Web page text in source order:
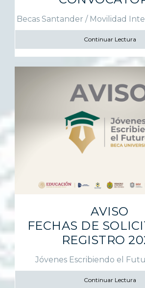
Becas Santander / Movilidad
Continuar Lectura
AVISO
FECHAS DE
REGISTRO
Jóvenes Escribiendo el
Continuar Lectura